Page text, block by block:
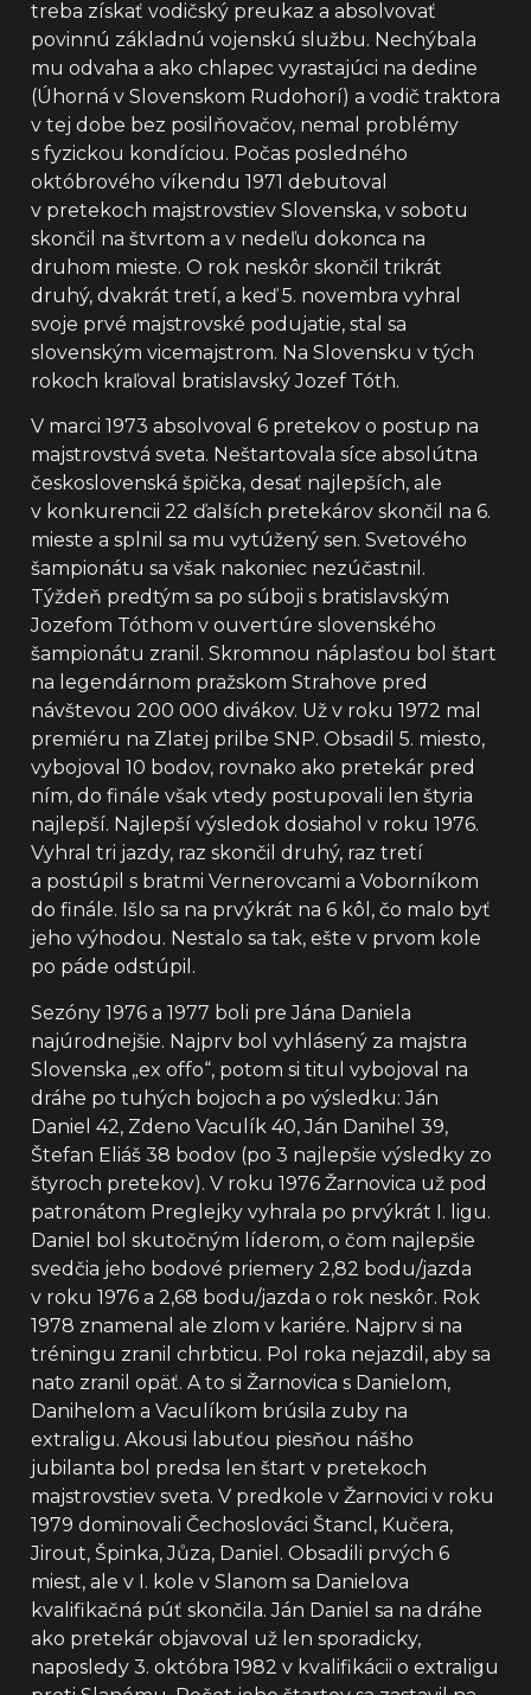
treba získať vodičský preukaz a absolvovať
povinnú základnú vojenskú službu. Nechýbala
mu odvaha a ako chlapec vyrastajúci na dedine
(Úhorná v Slovenskom Rudohorí) a vodič traktora
v tej dobe bez posilňovačov, nemal problémy
s fyzickou kondíciou. Počas posledného
októbrového víkendu 1971 debutoval
v pretekoch majstrovstiev Slovenska, v sobotu
skončil na štvrtom a v nedeľu dokonca na
druhom mieste. O rok neskôr skončil trikrát
druhý, dvakrát tretí, a keď 5. novembra vyhral
svoje prvé majstrovské podujatie, stal sa
slovenským vicemajstrom. Na Slovensku v tých
rokoch kraľoval bratislavský Jozef Tóth.
V marci 1973 absolvoval 6 pretekov o postup na
majstrovstvá sveta. Neštartovala síce absolútna
československá špička, desať najlepších, ale
v konkurencii 22 ďalších pretekárov skončil na 6.
mieste a splnil sa mu vytúžený sen. Svetového
šampionátu sa však nakoniec nezúčastnil.
Týždeň predtým sa po súboji s bratislavským
Jozefom Tóthom v ouvertúre slovenského
šampionátu zranil. Skromnou náplasťou bol štart
na legendárnom pražskom Strahove pred
návštevou 200 000 divákov. Už v roku 1972 mal
premiéru na Zlatej prilbe SNP. Obsadil 5. miesto,
vybojoval 10 bodov, rovnako ako pretekár pred
ním, do finále však vtedy postupovali len štyria
najlepší. Najlepší výsledok dosiahol v roku 1976.
Vyhral tri jazdy, raz skončil druhý, raz tretí
a postúpil s bratmi Vernerovcami a Voborníkom
do finále. Išlo sa na prvýkrát na 6 kôl, čo malo byť
jeho výhodou. Nestalo sa tak, ešte v prvom kole
po páde odstúpil.
Sezóny 1976 a 1977 boli pre Jána Daniela
najúrodnejšie. Najprv bol vyhlásený za majstra
Slovenska „ex offo“, potom si titul vybojoval na
dráhe po tuhých bojoch a po výsledku: Ján
Daniel 42, Zdeno Vaculík 40, Ján Danihel 39,
Štefan Eliáš 38 bodov (po 3 najlepšie výsledky zo
štyroch pretekov). V roku 1976 Žarnovica už pod
patronátom Preglejky vyhrala po prvýkrát I. ligu.
Daniel bol skutočným líderom, o čom najlepšie
svedčia jeho bodové priemery 2,82 bodu/jazda
v roku 1976 a 2,68 bodu/jazda o rok neskôr. Rok
1978 znamenal ale zlom v kariére. Najprv si na
tréningu zranil chrbticu. Pol roka nejazdil, aby sa
nato zranil opäť. A to si Žarnovica s Danielom,
Danihelom a Vaculíkom brúsila zuby na
extraligu. Akousi labuťou piesňou nášho
jubilanta bol predsa len štart v pretekoch
majstrovstiev sveta. V predkole v Žarnovici v roku
1979 dominovali Čechoslováci Štancl, Kučera,
Jirout, Špinka, Jůza, Daniel. Obsadili prvých 6
miest, ale v I. kole v Slanom sa Danielova
kvalifikačná púť skončila. Ján Daniel sa na dráhe
ako pretekár objavoval už len sporadicky,
naposledy 3. októbra 1982 v kvalifikácii o extraligu